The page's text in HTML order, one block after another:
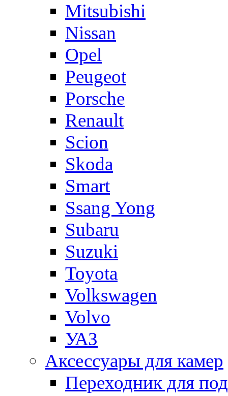
Mitsubishi
Nissan
Opel
Peugeot
Porsche
Renault
Scion
Skoda
Smart
Ssang Yong
Subaru
Suzuki
Toyota
Volkswagen
Volvo
УАЗ
Аксессуары для камер
Переходник для